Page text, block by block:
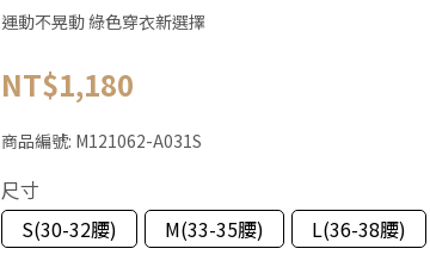
運動不晃動 綠色穿衣新選擇
NT$1,180
商品編號: M121062-A031S
尺寸
S(30-32腰)
M(33-35腰) L(36-38腰)